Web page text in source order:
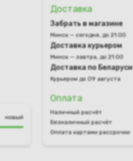
новый
Доставка
Забрать в магазине
Минск — сегодня, до 21:00
Доставка курьером
Минск — завтра, до 21:00
Доставка по Беларуси
Курьером до 09 августа
Оплата
Наличный расчёт
Безналичный расчёт
Оплата картами рассрочки